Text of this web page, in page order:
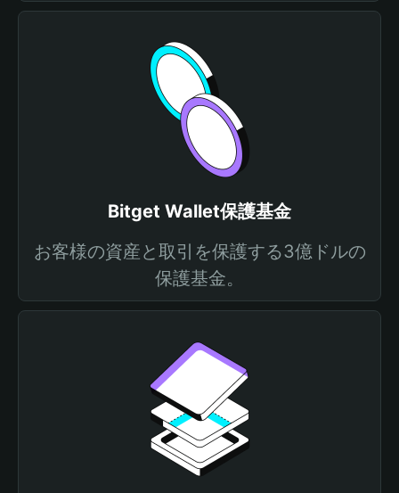
Bitget Wallet保護基金
お客様の資産と取引を保護する3億ドルの
保護基金。